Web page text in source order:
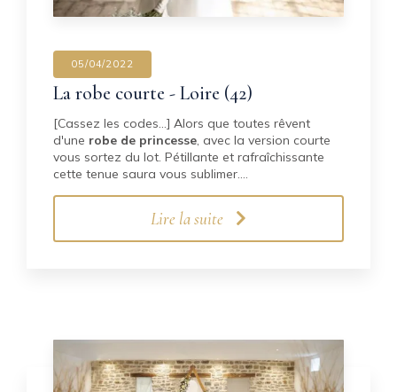
05/04/2022
La robe courte - Loire (42)
[Cassez les codes...] Alors que toutes rêvent
d'une robe de princesse, avec la version courte
vous sortez du lot. Pétillante et rafraîchissante
cette tenue saura vous sublimer.…
Lire la suite